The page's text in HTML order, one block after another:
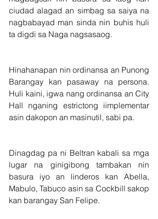
ciudad alagad an simbag sa saiya na
nagbabayad man sinda nin buhis huli
ta digdi sa Naga nagsasaog.
Hinahanapan nin ordinansa an Punong
Barangay kan pasaway na persona.
Huli kaini, igwa nang ordinansa an City
Hall nganing estrictong iimplementar
asin dakopon an masinutil, sabi pa.
Dinagdag pa ni Beltran kabali sa mga
lugar na ginigibong tambakan nin
basura iyo an linderos kan Abella,
Mabulo, Tabuco asin sa Cockbill sakop
kan barangay San Felipe.